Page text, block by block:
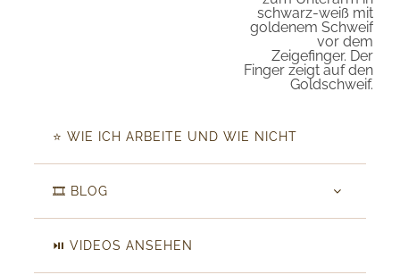
⭐️ WIE ICH ARBEITE UND WIE NICHT
🎞️ BLOG
⏯️ VIDEOS ANSEHEN